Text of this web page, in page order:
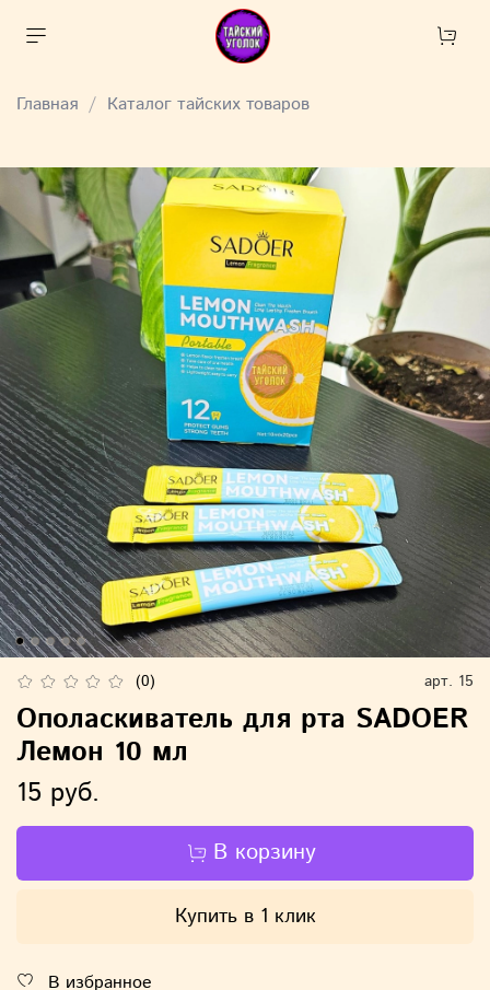
Главная Каталог тайских товаров
(0) арт. 15
Ополаскиватель для рта SADOER
Лемон 10 мл
15 руб.
В корзину
Купить в 1 клик
В избранное